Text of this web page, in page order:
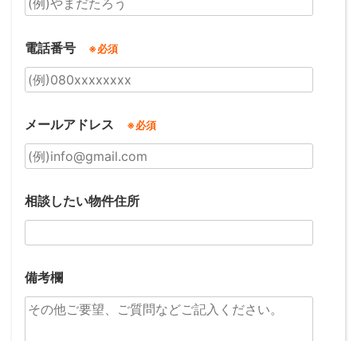
電話番号 ※必須
メールアドレス ※必須
相談したい物件住所
備考欄